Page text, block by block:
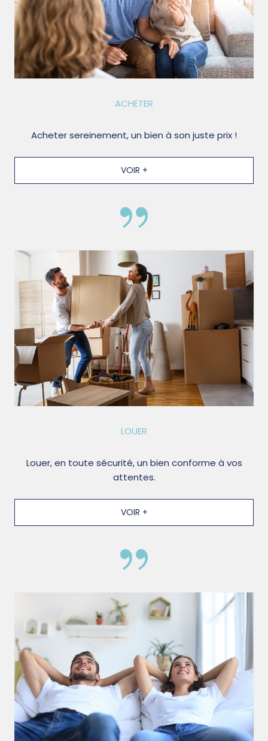
ACHETER
Acheter sereinement, un bien à son juste prix !
VOIR +
LOUER
Louer, en toute sécurité, un bien conforme à vos
attentes.
VOIR +